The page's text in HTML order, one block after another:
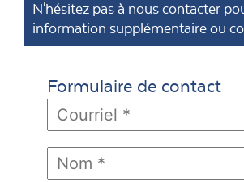
N'hésitez pas à nous contacter
information supplémentaire ou
Formulaire de contact